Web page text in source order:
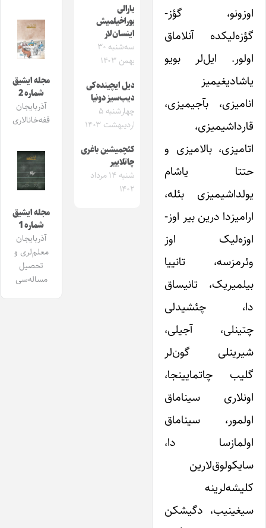
اوزونو، گؤز-
گؤزه‌لیکده آنلاماق
اولور. ایل‌لر بویو
یاشادیغیمیز
انامیزی، بآجیمیزی،
قارداشیمیزی،
اتامیزی، بالامیزی و
حتتا یاشام
یولداشیمیزی بئله،
ارامیزدا درین بیر اوز-
اوزه‌لیک اوز
وئرمزسه، تانییا
بیلمیریک، تانیساق
دا، چئشیدلی
چتینلی، آجیلی،
شیرینلی گون‌لر
گلیب چاتمایینجا،
اونلاری سیناماق
اولمور، سیناماق
اولمازسا دا،
سایکولوق‌لارین
کلیشه‌لرینه
سیغینیب، دگیشکن
یارالی
بوراخیلمیش
اینسان‌لار
سه‌شنبه ۳۰
بهمن ۱۴۰۳
دیل ایچینده‌کی
دیب‌سیز دونیا
چهارشنبه ۵
اردیبهشت ۱۴۰۳
کئچمیشین باغری
چاتلاییر
شنبه ۱۴ مرداد
۱۴۰۲
مجله ایشیق
شماره 2
آذربایجان
قفه‌خانالاری
مجله ایشیق
شماره 1
آذربایجان
معلم‌لری و
تحصیل
مساله‌سی